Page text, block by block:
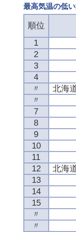
最高気温の低
順位
1
2
3
4
〃
北海
〃
7
8
9
10
11
12
北海
13
14
15
〃
〃